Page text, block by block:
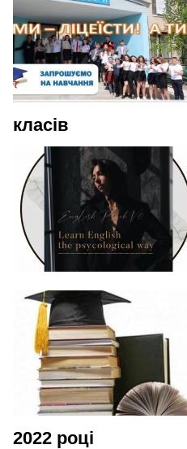
класів
2022 році